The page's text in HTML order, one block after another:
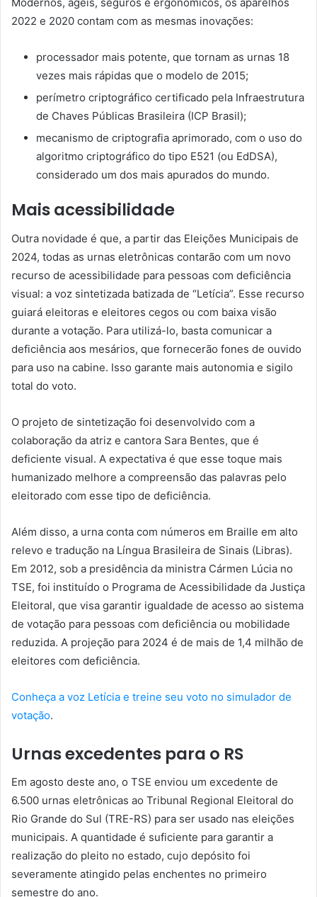
2022 e 2020 contam com as mesmas inovações:
processador mais potente, que tornam as urnas 18
vezes mais rápidas que o modelo de 2015;
perímetro criptográfico certificado pela Infraestrutura
de Chaves Públicas Brasileira (ICP Brasil);
mecanismo de criptografia aprimorado, com o uso do
algoritmo criptográfico do tipo E521 (ou EdDSA),
considerado um dos mais apurados do mundo.
Mais acessibilidade
Outra novidade é que, a partir das Eleições Municipais de
2024, todas as urnas eletrônicas contarão com um novo
recurso de acessibilidade para pessoas com deficiência
visual: a voz sintetizada batizada de “Letícia”. Esse recurso
guiará eleitoras e eleitores cegos ou com baixa visão
durante a votação. Para utilizá-lo, basta comunicar a
deficiência aos mesários, que fornecerão fones de ouvido
para uso na cabine. Isso garante mais autonomia e sigilo
total do voto.
O projeto de sintetização foi desenvolvido com a
colaboração da atriz e cantora Sara Bentes, que é
deficiente visual. A expectativa é que esse toque mais
humanizado melhore a compreensão das palavras pelo
eleitorado com esse tipo de deficiência.
Além disso, a urna conta com números em Braille em alto
relevo e tradução na Língua Brasileira de Sinais (Libras).
Em 2012, sob a presidência da ministra Cármen Lúcia no
TSE, foi instituído o Programa de Acessibilidade da Justiça
Eleitoral, que visa garantir igualdade de acesso ao sistema
de votação para pessoas com deficiência ou mobilidade
reduzida. A projeção para 2024 é de mais de 1,4 milhão de
eleitores com deficiência.
Conheça a voz Letícia e treine seu voto no simulador de
votação.
Urnas excedentes para o RS
Em agosto deste ano, o TSE enviou um excedente de
6.500 urnas eletrônicas ao Tribunal Regional Eleitoral do
Rio Grande do Sul (TRE-RS) para ser usado nas eleições
municipais. A quantidade é suficiente para garantir a
realização do pleito no estado, cujo depósito foi
severamente atingido pelas enchentes no primeiro
semestre do ano.